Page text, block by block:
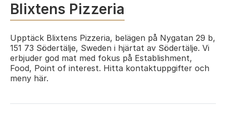
Blixtens Pizzeria
Upptäck Blixtens Pizzeria, belägen på Nygatan 29 b,
151 73 Södertälje, Sweden i hjärtat av Södertälje. Vi
erbjuder god mat med fokus på Establishment,
Food, Point of interest. Hitta kontaktuppgifter och
meny här.